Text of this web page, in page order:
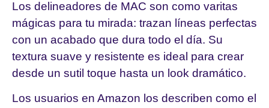
Los delineadores de MAC son como varitas
mágicas para tu mirada: trazan líneas perfectas
con un acabado que dura todo el día. Su
textura suave y resistente es ideal para crear
desde un sutil toque hasta un look dramático.
Los usuarios en Amazon los describen como el